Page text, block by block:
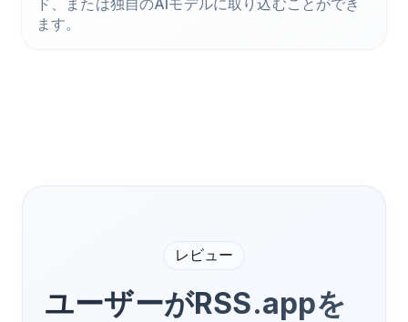
ます。
レビュー
ユーザーがRSS.appを